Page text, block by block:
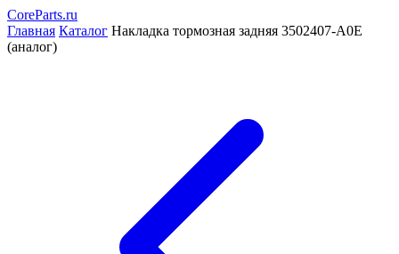
CoreParts.ru
Главная Каталог Накладка тормозная задняя 3502407-A0E
(аналог)